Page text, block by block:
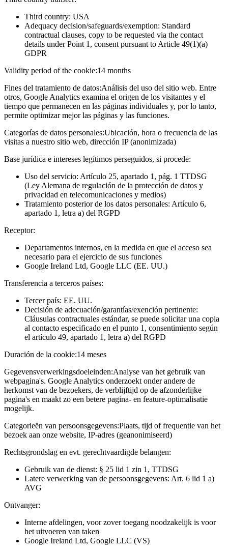
Third country: USA
Adequacy decision/safeguards/exemption: Standard
contractual clauses, copy to be requested via the contact
details under Point 1, consent pursuant to Article 49(1)(a)
GDPR
Validity period of the cookie:14 months
Fines del tratamiento de datos:Análisis del uso del sitio web. Entre
otros, Google Analytics examina el origen de los visitantes y el
tiempo que permanecen en las páginas individuales y, por lo tanto,
permite optimizar mejor las páginas y las funciones.
Categorías de datos personales:Ubicación, hora o frecuencia de las
visitas a nuestro sitio web, dirección IP (anonimizada)
Base jurídica e intereses legítimos perseguidos, si procede:
Uso del servicio: Artículo 25, apartado 1, pág. 1 TTDSG
(Ley Alemana de regulación de la protección de datos y
privacidad en telecomunicaciones y medios)
Tratamiento posterior de los datos personales: Artículo 6,
apartado 1, letra a) del RGPD
Receptor:
Departamentos internos, en la medida en que el acceso sea
necesario para el ejercicio de sus funciones
Google Ireland Ltd, Google LLC (EE. UU.)
Transferencia a terceros países:
Tercer país: EE. UU.
Decisión de adecuación/garantías/exención pertinente:
Cláusulas contractuales estándar, se puede solicitar una copia
al contacto especificado en el punto 1, consentimiento según
el artículo 49, apartado 1, letra a) del RGPD
Duración de la cookie:14 meses
Gegevensverwerkingsdoeleinden:Analyse van het gebruik van
webpagina's. Google Analytics onderzoekt onder andere de
herkomst van de bezoekers, de verblijftijd op de afzonderlijke
pagina's en maakt zo een betere pagina- en feature-optimalisatie
mogelijk.
Categorieën van persoonsgegevens:Plaats, tijd of frequentie van het
bezoek aan onze website, IP-adres (geanonimiseerd)
Rechtsgrondslag en evt. gerechtvaardigde belangen:
Gebruik van de dienst: § 25 lid 1 zin 1, TTDSG
Latere verwerking van de persoonsgegevens: Art. 6 lid 1 a)
AVG
Ontvanger:
Interne afdelingen, voor zover toegang noodzakelijk is voor
het uitvoeren van taken
Google Ireland Ltd, Google LLC (VS)